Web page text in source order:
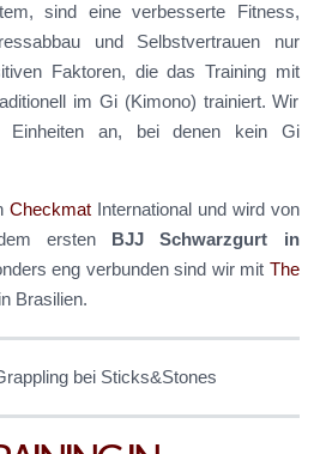
sind eine verbesserte Fitness,
und Selbstvertrauen nur
Faktoren, die das Training mit
im Gi (Kimono) trainiert. Wir
Einheiten an, bei denen kein Gi
CheckmatInternational und wird von
ersten BJJ Schwarzgurt in
eng verbunden sind wir mit The
Brasilien.